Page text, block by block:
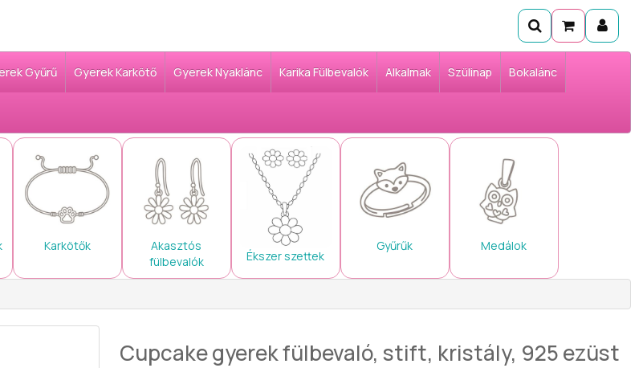
Gyűrű Gyerek Karkötő Gyerek Nyaklánc Karika Fülbevalók Alkalmak Szülinap Bokalánc
Karkötők
Akasztós
fülbevalók
Ékszer szettek
Gyűrűk Medálok
Cupcake gyerek fülbevaló, stift, kristály, 925 ezüst